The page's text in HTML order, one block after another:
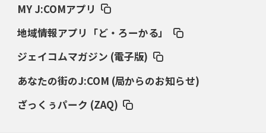
ダイナボアーズ、“逆輸入SO”三宅駿
「ニュージーランドのフレア（閃
2026年3月5日(木)更新
MY J:COMアプリ
地域情報アプリ「ど・ろーかる」
ジェイコムマガジン (電子版)
あなたの街のJ:COM (局からのお知らせ)
ざっくぅパーク (ZAQ)